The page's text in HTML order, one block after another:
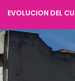
EVOLUCION DEL